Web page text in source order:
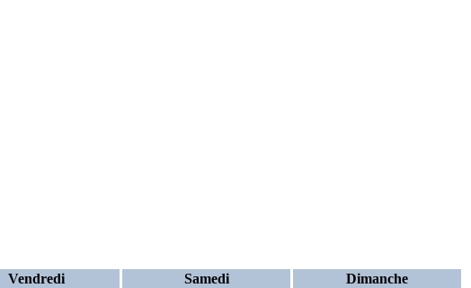
Vendredi Samedi
Dimanche